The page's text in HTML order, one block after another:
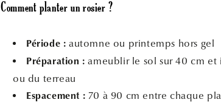
Comment planter un rosier ?
Période : automne ou printemps hors gel
Préparation : ameublir le sol sur 40 cm
ou du terreau
Espacement : 70 à 90 cm entre chaque